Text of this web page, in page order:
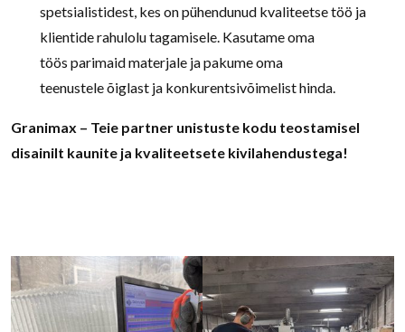
spetsialistidest, kes on pühendunud kvaliteetse töö ja
klientide rahulolu tagamisele. Kasutame oma
töös parimaid materjale ja pakume oma
teenustele õiglast ja konkurentsivõimelist hinda.
Granimax – Teie partner unistuste kodu teostamisel
disainilt kaunite ja kvaliteetsete kivilahendustega!